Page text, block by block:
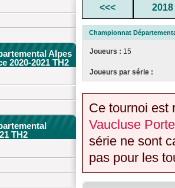
Alpes
2020-2021 TH2
TH2
<<< 2018
Championnat
Joueurs : 15
Joueurs par série :
Ce tournoi est
Vaucluse
série ne sont
pas pour les